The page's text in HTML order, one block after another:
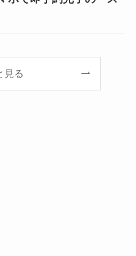
見る